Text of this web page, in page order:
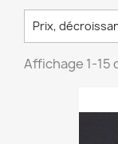
Prix,
Affichage 1-15